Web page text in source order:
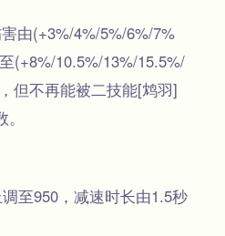
(+3%/4%/5%/6%/7%
(+8%/10.5%/13%/15.5%/
但不再能被二技能[鸩羽]
950，减速时长由1.5秒